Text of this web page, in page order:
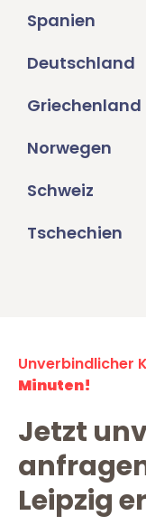
Spanien
Deutschland
Griechenland
Norwegen
Schweiz
Tschechien
Unverbindlicher
Minuten!
Jetzt
Leipzig